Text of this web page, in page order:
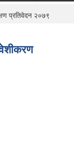
प्रतिवेदन २०७९